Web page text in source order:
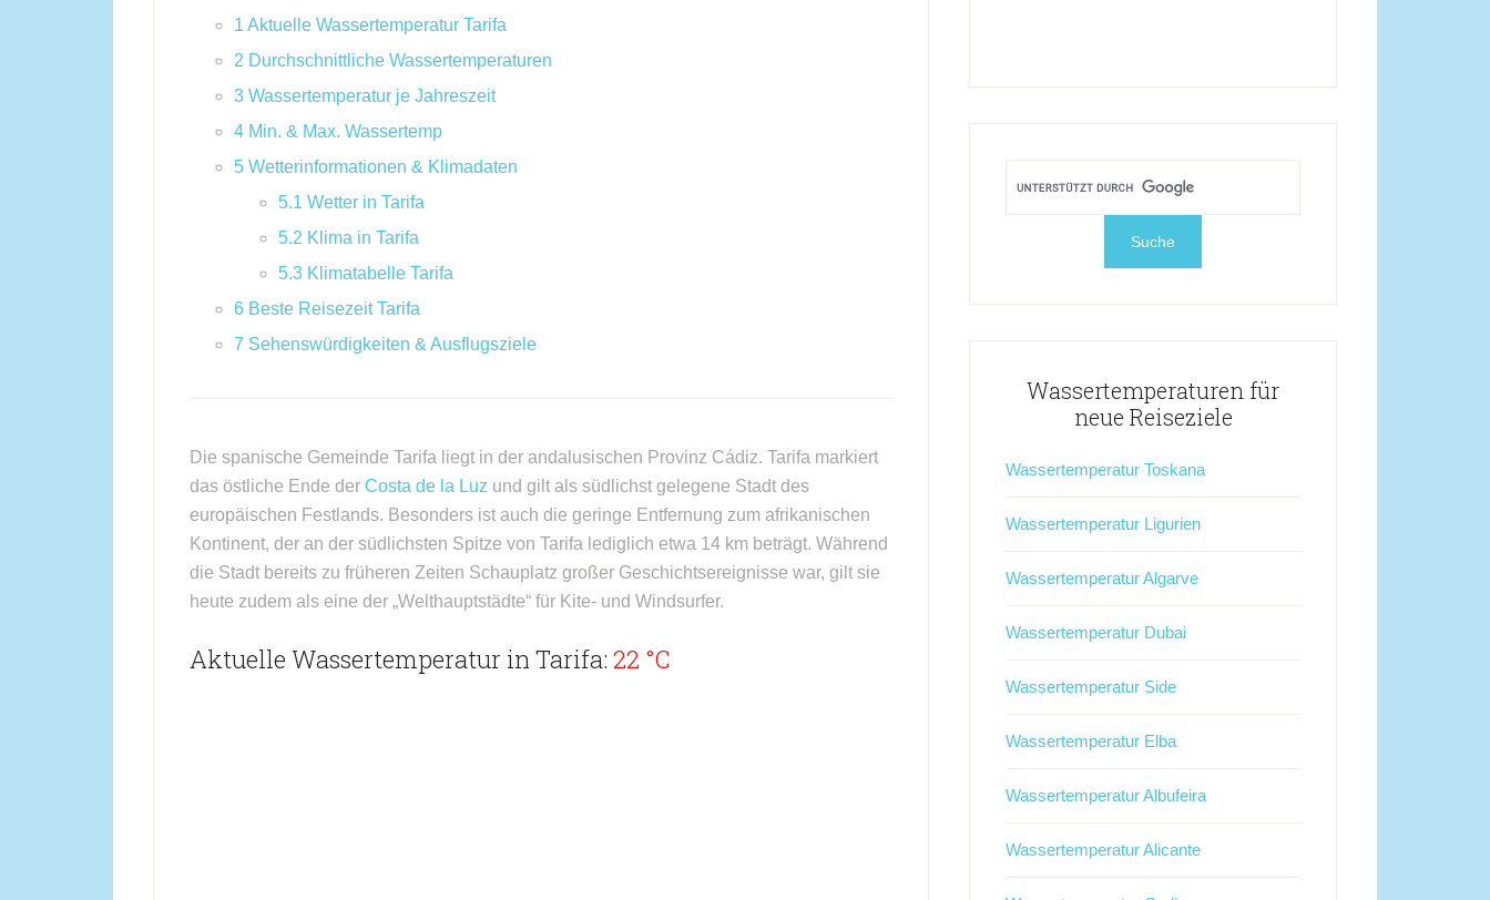
1 Aktuelle Wassertemperatur Tarifa
2 Durchschnittliche Wassertemperaturen
3 Wassertemperatur je Jahreszeit
4 Min. & Max. Wassertemp
5 Wetterinformationen & Klimadaten
5.1 Wetter in Tarifa
5.2 Klima in Tarifa
5.3 Klimatabelle Tarifa
6 Beste Reisezeit Tarifa
7 Sehenswürdigkeiten & Ausflugsziele
Die spanische Gemeinde Tarifa liegt in der andalusischen Provinz Cádiz. Tarifa markiert
das östliche Ende der Costa de la Luz und gilt als südlichst gelegene Stadt des
europäischen Festlands. Besonders ist auch die geringe Entfernung zum afrikanischen
Kontinent, der an der südlichsten Spitze von Tarifa lediglich etwa 14 km beträgt. Während
die Stadt bereits zu früheren Zeiten Schauplatz großer Geschichtsereignisse war, gilt sie
heute zudem als eine der „Welthauptstädte“ für Kite- und Windsurfer.
Aktuelle Wassertemperatur in Tarifa: 22 °C
Wassertemperaturen für
neue Reiseziele
Wassertemperatur Toskana
Wassertemperatur Ligurien
Wassertemperatur Algarve
Wassertemperatur Dubai
Wassertemperatur Side
Wassertemperatur Elba
Wassertemperatur Albufeira
Wassertemperatur Alicante